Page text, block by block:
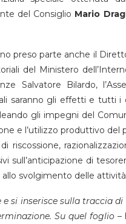
del Consiglio Mario
preso parte anche il
del Ministero
Salvatore Bilardo,
saranno gli effetti e tutti i
gli impegni del
e l’utilizzo produttivo del
riscossione,
sull’anticipazione di
svolgimento delle
si inserisce sulla traccia
Su quel foglio–